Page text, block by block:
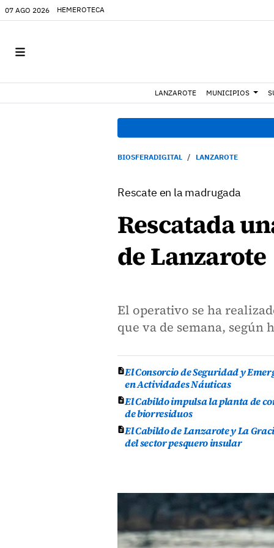
07 AGO 2026 HEMEROTECA
LANZAROTE MUNICIPIOS
BIOSFERADIGITAL LANZAROTE
Rescate en la madrugada
Rescatada
de Lanzarote
El operativo se ha
que va de semana,
El Consorcio de Seguridad y
en Actividades Náuticas
El Cabildo impulsa la planta de
de biorresiduos
El Cabildo de Lanzarote y La
del sector pesquero insular